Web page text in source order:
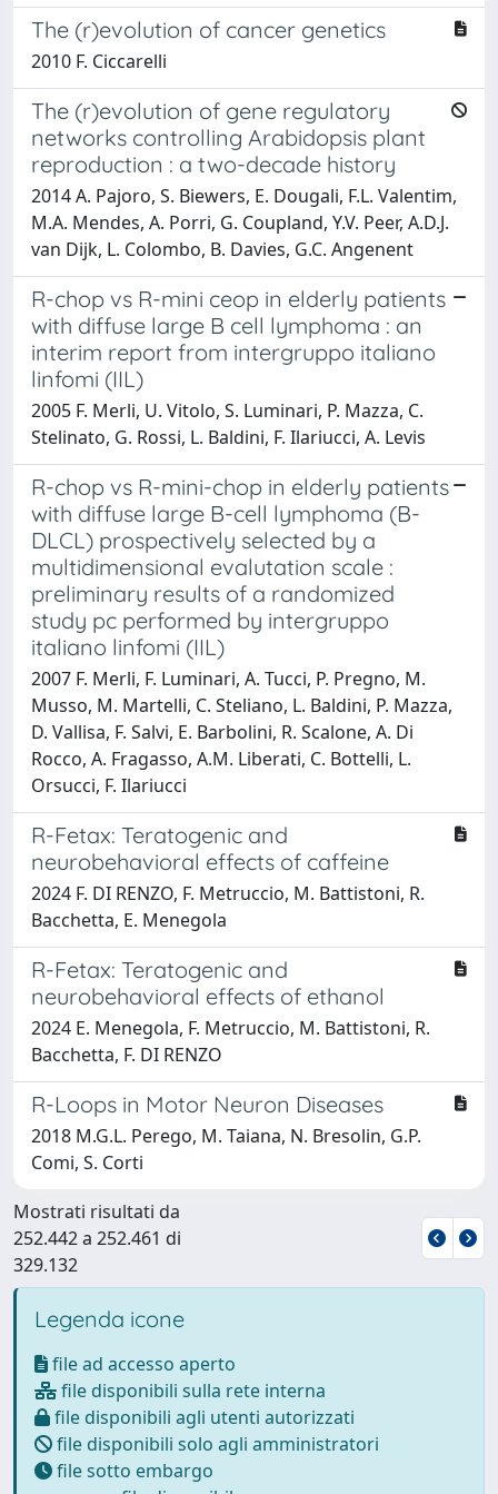
The (r)evolution of cancer genetics
2010 F. Ciccarelli
The (r)evolution of gene regulatory
networks controlling Arabidopsis plant
reproduction : a two-decade history
2014 A. Pajoro, S. Biewers, E. Dougali, F.L. Valentim,
M.A. Mendes, A. Porri, G. Coupland, Y.V. Peer, A.D.J.
van Dijk, L. Colombo, B. Davies, G.C. Angenent
R-chop vs R-mini ceop in elderly patients
with diffuse large B cell lymphoma : an
interim report from intergruppo italiano
linfomi (IIL)
2005 F. Merli, U. Vitolo, S. Luminari, P. Mazza, C.
Stelinato, G. Rossi, L. Baldini, F. Ilariucci, A. Levis
R-chop vs R-mini-chop in elderly patients
with diffuse large B-cell lymphoma (B-
DLCL) prospectively selected by a
multidimensional evalutation scale :
preliminary results of a randomized
study pc performed by intergruppo
italiano linfomi (IIL)
2007 F. Merli, F. Luminari, A. Tucci, P. Pregno, M.
Musso, M. Martelli, C. Steliano, L. Baldini, P. Mazza,
D. Vallisa, F. Salvi, E. Barbolini, R. Scalone, A. Di
Rocco, A. Fragasso, A.M. Liberati, C. Bottelli, L.
Orsucci, F. Ilariucci
R-Fetax: Teratogenic and
neurobehavioral effects of caffeine
2024 F. DI RENZO, F. Metruccio, M. Battistoni, R.
Bacchetta, E. Menegola
R-Fetax: Teratogenic and
neurobehavioral effects of ethanol
2024 E. Menegola, F. Metruccio, M. Battistoni, R.
Bacchetta, F. DI RENZO
R-Loops in Motor Neuron Diseases
2018 M.G.L. Perego, M. Taiana, N. Bresolin, G.P.
Comi, S. Corti
Mostrati risultati da
252.442 a 252.461 di
329.132
Legenda icone
file ad accesso aperto
file disponibili sulla rete interna
file disponibili agli utenti autorizzati
file disponibili solo agli amministratori
file sotto embargo